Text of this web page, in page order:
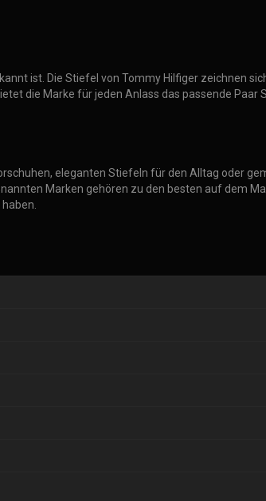
ist. Die Stiefel von Tommy Hilfiger zeichnen
die Marke für jeden Anlass das passende Paar
eleganten Stiefeln für den Alltag oder
Marken gehören zu den besten auf dem